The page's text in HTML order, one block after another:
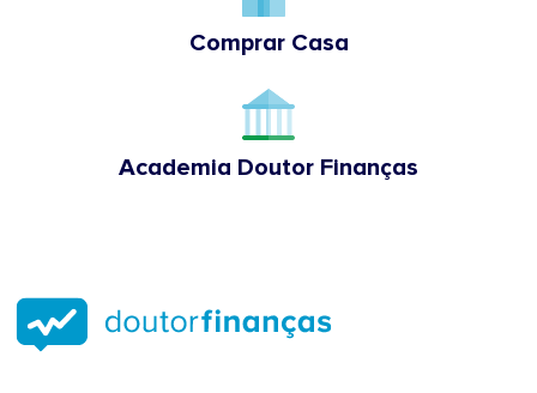
Comprar Casa
Academia Doutor Finanças